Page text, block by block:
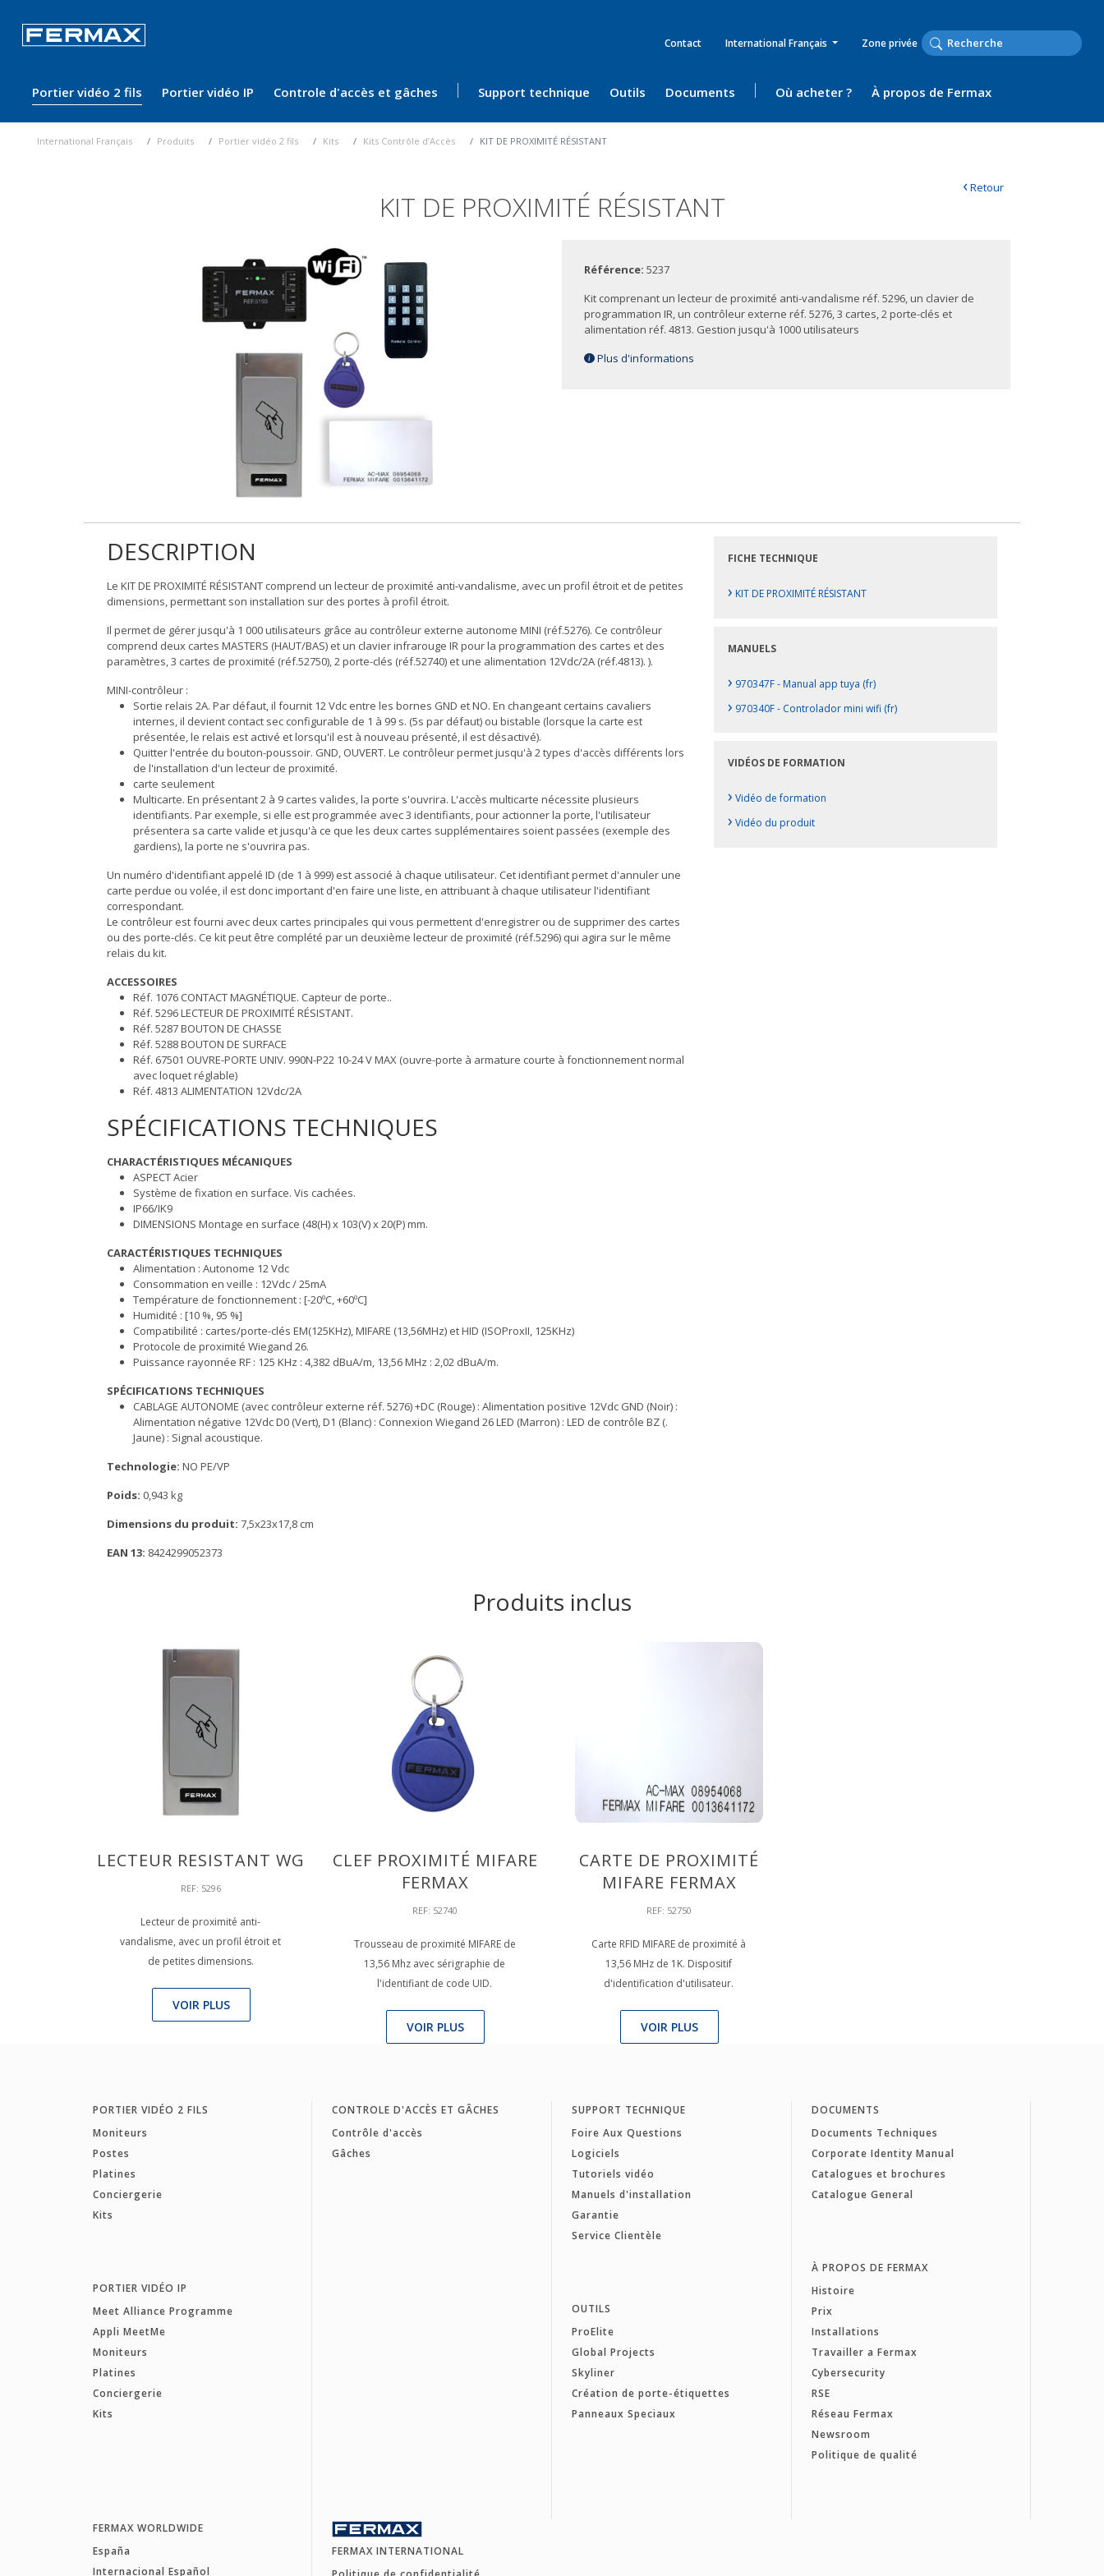
Contact International Français Zone privée
Portier vidéo 2 fils Portier vidéo IP Controle d'accès et gâches Support technique Outils Documents Où acheter ? À propos de Fermax
International Français Produits Portier vidéo 2 fils Kits Kits Contrôle d’Accès KIT DE PROXIMITÉ RÉSISTANT
KIT DE PROXIMITÉ RÉSISTANT
‹Retour
Référence:5237
Kit comprenant un lecteur de proximité anti-vandalisme réf. 5296, un clavier de
programmation IR, un contrôleur externe réf. 5276, 3 cartes, 2 porte-clés et
alimentation réf. 4813. Gestion jusqu'à 1000 utilisateurs
Plus d'informations
DESCRIPTION
Le KIT DE PROXIMITÉ RÉSISTANT comprend un lecteur de proximité anti-vandalisme, avec un profil étroit et de petites
dimensions, permettant son installation sur des portes à profil étroit.
Il permet de gérer jusqu'à 1 000 utilisateurs grâce au contrôleur externe autonome MINI (réf.5276). Ce contrôleur
comprend deux cartes MASTERS (HAUT/BAS) et un clavier infrarouge IR pour la programmation des cartes et des
paramètres, 3 cartes de proximité (réf.52750), 2 porte-clés (réf.52740) et une alimentation 12Vdc/2A (réf.4813). ).
MINI-contrôleur :
Sortie relais 2A. Par défaut, il fournit 12 Vdc entre les bornes GND et NO. En changeant certains cavaliers
internes, il devient contact sec configurable de 1 à 99 s. (5s par défaut) ou bistable (lorsque la carte est
présentée, le relais est activé et lorsqu'il est à nouveau présenté, il est désactivé).
Quitter l'entrée du bouton-poussoir. GND, OUVERT. Le contrôleur permet jusqu'à 2 types d'accès différents lors
de l'installation d'un lecteur de proximité.
carte seulement
Multicarte. En présentant 2 à 9 cartes valides, la porte s'ouvrira. L'accès multicarte nécessite plusieurs
identifiants. Par exemple, si elle est programmée avec 3 identifiants, pour actionner la porte, l'utilisateur
présentera sa carte valide et jusqu'à ce que les deux cartes supplémentaires soient passées (exemple des
gardiens), la porte ne s'ouvrira pas.
Un numéro d'identifiant appelé ID (de 1 à 999) est associé à chaque utilisateur. Cet identifiant permet d'annuler une
carte perdue ou volée, il est donc important d'en faire une liste, en attribuant à chaque utilisateur l'identifiant
correspondant.
Le contrôleur est fourni avec deux cartes principales qui vous permettent d'enregistrer ou de supprimer des cartes
ou des porte-clés. Ce kit peut être complété par un deuxième lecteur de proximité (réf.5296) qui agira sur le même
relais du kit.
ACCESSOIRES
Réf. 1076 CONTACT MAGNÉTIQUE. Capteur de porte..
Réf. 5296 LECTEUR DE PROXIMITÉ RÉSISTANT.
Réf. 5287 BOUTON DE CHASSE
Réf. 5288 BOUTON DE SURFACE
Réf. 67501 OUVRE-PORTE UNIV. 990N-P22 10-24 V MAX (ouvre-porte à armature courte à fonctionnement normal
avec loquet réglable)
Réf. 4813 ALIMENTATION 12Vdc/2A
SPÉCIFICATIONS TECHNIQUES
CHARACTÉRISTIQUES MÉCANIQUES
ASPECT Acier
Système de fixation en surface. Vis cachées.
IP66/IK9
DIMENSIONS Montage en surface (48(H) x 103(V) x 20(P) mm.
CARACTÉRISTIQUES TECHNIQUES
Alimentation : Autonome 12 Vdc
Consommation en veille : 12Vdc / 25mA
Température de fonctionnement : [-20ºC, +60ºC]
Humidité : [10 %, 95 %]
Compatibilité : cartes/porte-clés EM(125KHz), MIFARE (13,56MHz) et HID (ISOProxII, 125KHz)
Protocole de proximité Wiegand 26.
Puissance rayonnée RF : 125 KHz : 4,382 dBuA/m, 13,56 MHz : 2,02 dBuA/m.
SPÉCIFICATIONS TECHNIQUES
CABLAGE AUTONOME (avec contrôleur externe réf. 5276) +DC (Rouge) : Alimentation positive 12Vdc GND (Noir) :
Alimentation négative 12Vdc D0 (Vert), D1 (Blanc) : Connexion Wiegand 26 LED (Marron) : LED de contrôle BZ (.
Jaune) : Signal acoustique.
Technologie: NO PE/VP
Poids: 0,943 kg
Dimensions du produit: 7,5x23x17,8 cm
EAN 13: 8424299052373
FICHE TECHNIQUE
› KIT DE PROXIMITÉ RÉSISTANT
MANUELS
› 970347F - Manual app tuya (fr)
› 970340F - Controlador mini wifi (fr)
VIDÉOS DE FORMATION
› Vidéo de formation
› Vidéo du produit
Produits inclus
LECTEUR RESISTANT WG
REF: 5296
Lecteur de proximité anti-
vandalisme, avec un profil étroit et
de petites dimensions.
VOIR PLUS
CLEF PROXIMITÉ MIFARE
FERMAX
REF: 52740
Trousseau de proximité MIFARE de
13,56 Mhz avec sérigraphie de
l'identifiant de code UID.
VOIR PLUS
CARTE DE PROXIMITÉ
MIFARE FERMAX
REF: 52750
Carte RFID MIFARE de proximité à
13,56 MHz de 1K. Dispositif
d'identification d'utilisateur.
VOIR PLUS
PORTIER VIDÉO 2 FILS
Moniteurs
Postes
Platines
Conciergerie
Kits
PORTIER VIDÉO IP
Meet Alliance Programme
Appli MeetMe
Moniteurs
Platines
Conciergerie
Kits
CONTROLE D'ACCÈS ET GÂCHES
Contrôle d'accès
Gâches
SUPPORT TECHNIQUE
Foire Aux Questions
Logiciels
Tutoriels vidéo
Manuels d'installation
Garantie
Service Clientèle
OUTILS
ProElite
Global Projects
Skyliner
Création de porte-étiquettes
Panneaux Speciaux
DOCUMENTS
Documents Techniques
Corporate Identity Manual
Catalogues et brochures
Catalogue General
À PROPOS DE FERMAX
Histoire
Prix
Installations
Travailler a Fermax
Cybersecurity
RSE
Réseau Fermax
Newsroom
Politique de qualité
FERMAX WORLDWIDE
España
Internacional Español
FERMAX INTERNATIONAL